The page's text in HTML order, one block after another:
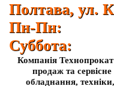
Полтава, ул.
Пн-Пн:
Суббота:
Компанія
продаж та
обладнання,